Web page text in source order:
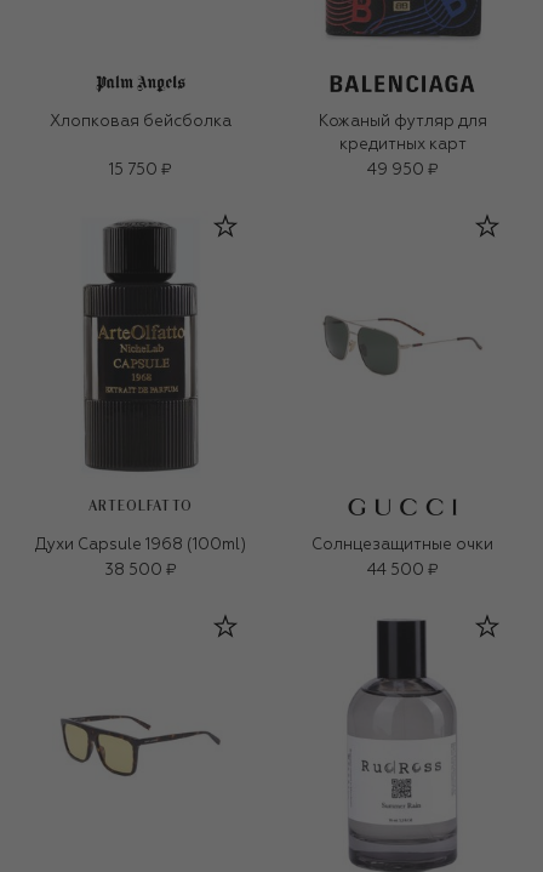
Хлопковая бейсболка
15 750 ₽
Кожаный футляр для
кредитных карт
49 950 ₽
ARTEOLFATTO
Духи Capsule 1968 (100ml)
38 500 ₽
Солнцезащитные очки
44 500 ₽